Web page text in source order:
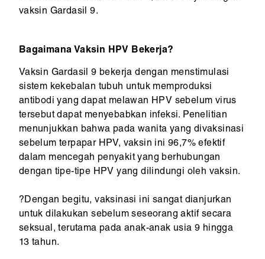
vaksin Gardasil 9.
Bagaimana Vaksin HPV Bekerja?
Vaksin Gardasil 9 bekerja dengan menstimulasi
sistem kekebalan tubuh untuk memproduksi
antibodi yang dapat melawan HPV sebelum virus
tersebut dapat menyebabkan infeksi. Penelitian
menunjukkan bahwa pada wanita yang divaksinasi
sebelum terpapar HPV, vaksin ini 96,7% efektif
dalam mencegah penyakit yang berhubungan
dengan tipe-tipe HPV yang dilindungi oleh vaksin.
?Dengan begitu, vaksinasi ini sangat dianjurkan
untuk dilakukan sebelum seseorang aktif secara
seksual, terutama pada anak-anak usia 9 hingga
13 tahun.